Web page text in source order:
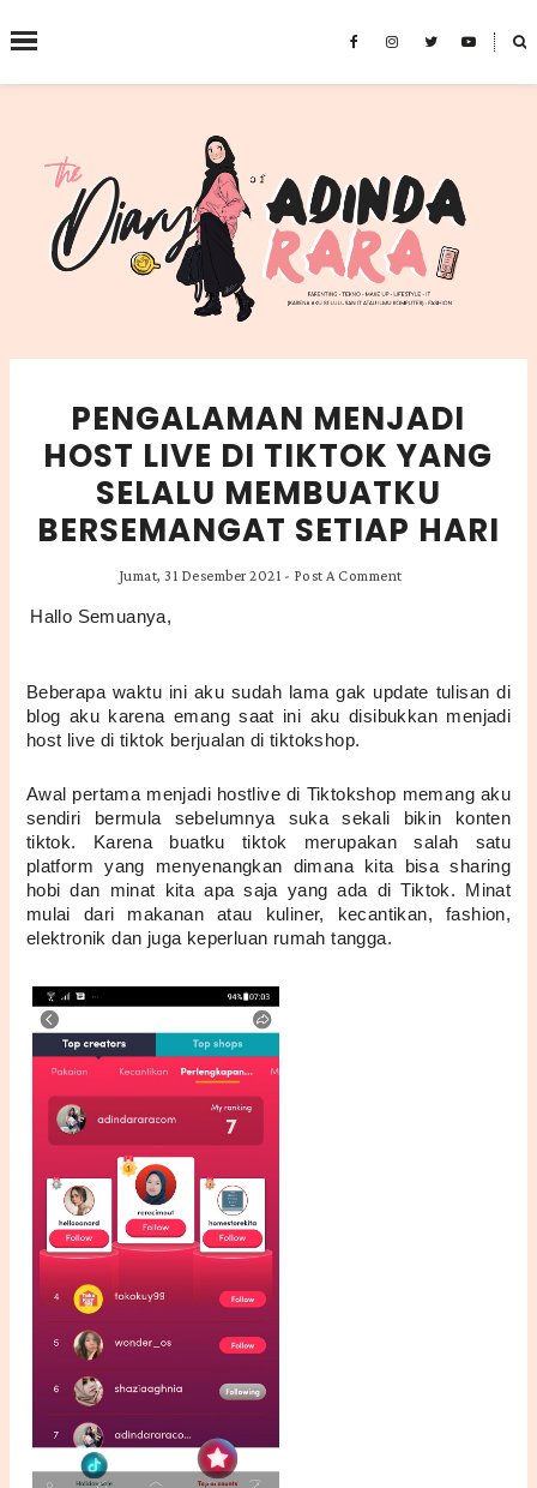
˟
SEARCH THIS BLOG
PENGALAMAN MENJADI
HOST LIVE DI TIKTOK YANG
SELALU MEMBUATKU
BERSEMANGAT SETIAP HARI
Jumat, 31 Desember 2021 - Post A Comment
Hallo Semuanya,
Beberapa waktu ini aku sudah lama gak update tulisan di
blog aku karena emang saat ini aku disibukkan menjadi
host live di tiktok berjualan di tiktokshop.
Awal pertama menjadi hostlive di Tiktokshop memang aku
sendiri bermula sebelumnya suka sekali bikin konten
tiktok. Karena buatku tiktok merupakan salah satu
platform yang menyenangkan dimana kita bisa sharing
hobi dan minat kita apa saja yang ada di Tiktok. Minat
mulai dari makanan atau kuliner, kecantikan, fashion,
elektronik dan juga keperluan rumah tangga.